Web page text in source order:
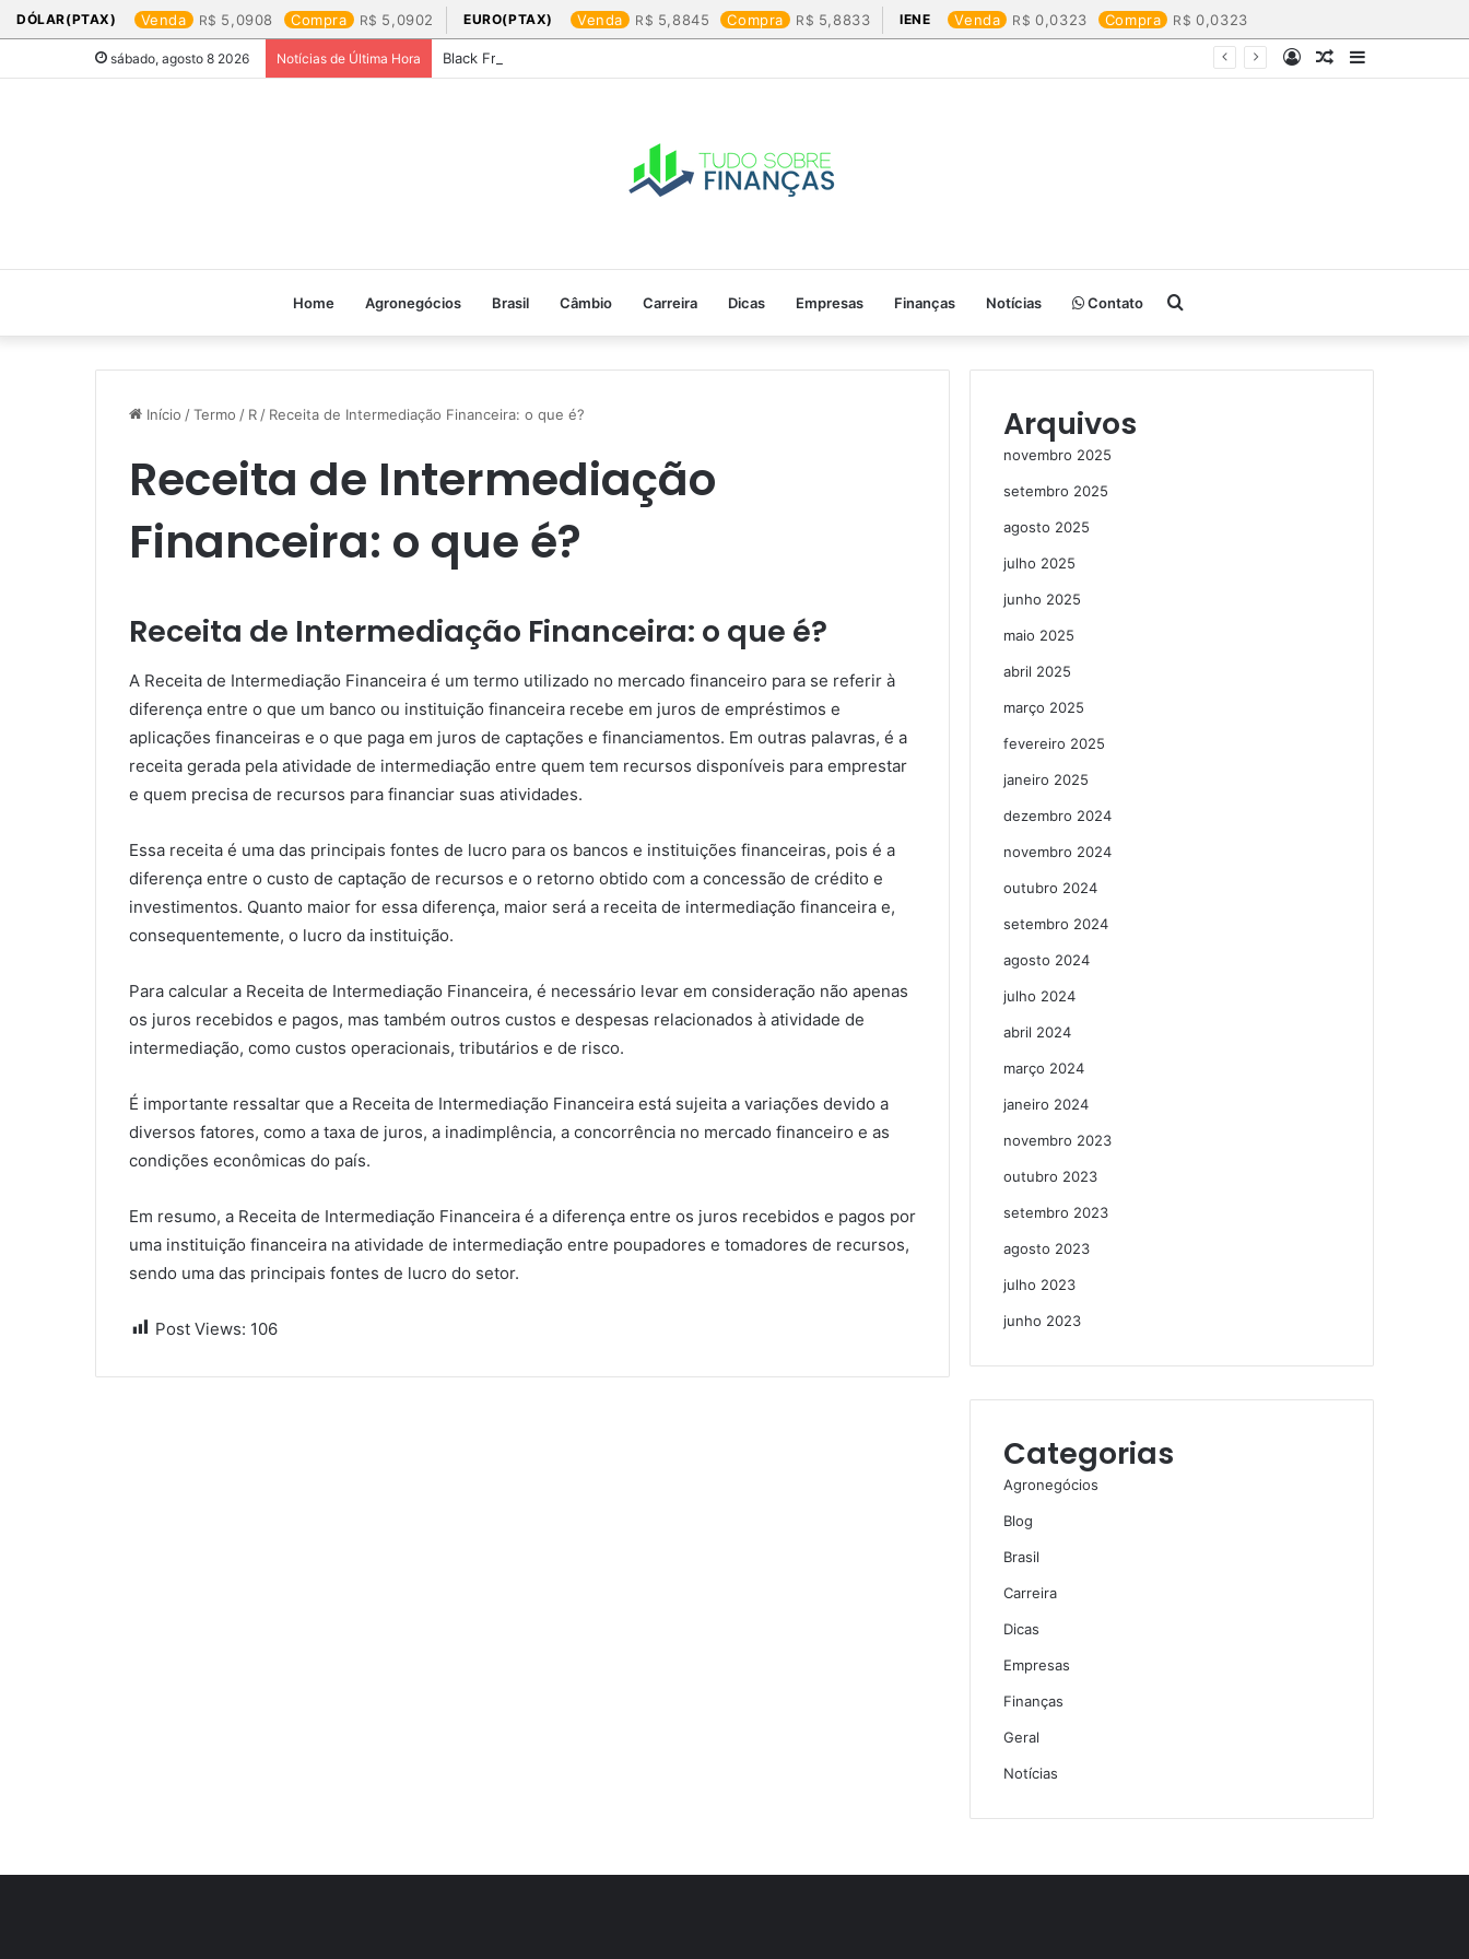
DÓLAR(PTAX) Venda 5,0908 Compra 5,0902 EURO(PTAX) Venda 5,8845 Compra 5,8833 IENE Venda 0,0323 Compra 0,0323
sábado, agosto 8 2026 Notícias de Última Hora Black Friday: os produtos que mais valem a pena
Barra
Artigo
Entrar
Home Agronegócios Brasil Câmbio Carreira Dicas Empresas Finanças Notícias Contato Procurar
por
Início /Termo / R / Receita de Intermediação Financeira: o que é?
Receita de Intermediação
Financeira: o que é?
Receita de Intermediação Financeira: o que é?
A Receita de Intermediação Financeira é um termo utilizado no mercado financeiro para se referir à
diferença entre o que um banco ou instituição financeira recebe em juros de empréstimos e
aplicações financeiras e o que paga em juros de captações e financiamentos. Em outras palavras, é a
receita gerada pela atividade de intermediação entre quem tem recursos disponíveis para emprestar
e quem precisa de recursos para financiar suas atividades.
Essa receita é uma das principais fontes de lucro para os bancos e instituições financeiras, pois é a
diferença entre o custo de captação de recursos e o retorno obtido com a concessão de crédito e
investimentos. Quanto maior for essa diferença, maior será a receita de intermediação financeira e,
consequentemente, o lucro da instituição.
Para calcular a Receita de Intermediação Financeira, é necessário levar em consideração não apenas
os juros recebidos e pagos, mas também outros custos e despesas relacionados à atividade de
intermediação, como custos operacionais, tributários e de risco.
É importante ressaltar que a Receita de Intermediação Financeira está sujeita a variações devido a
diversos fatores, como a taxa de juros, a inadimplência, a concorrência no mercado financeiro e as
condições econômicas do país.
Em resumo, a Receita de Intermediação Financeira é a diferença entre os juros recebidos e pagos por
uma instituição financeira na atividade de intermediação entre poupadores e tomadores de recursos,
sendo uma das principais fontes de lucro do setor.
Post Views: 106
Arquivos
novembro 2025
setembro 2025
agosto 2025
julho 2025
junho 2025
maio 2025
abril 2025
março 2025
fevereiro 2025
janeiro 2025
dezembro 2024
novembro 2024
outubro 2024
setembro 2024
agosto 2024
julho 2024
abril 2024
março 2024
janeiro 2024
novembro 2023
outubro 2023
setembro 2023
agosto 2023
julho 2023
junho 2023
Categorias
Agronegócios
Blog
Brasil
Carreira
Dicas
Empresas
Finanças
Geral
Notícias